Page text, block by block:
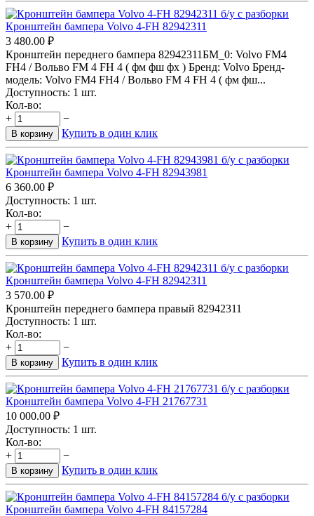
Кронштейн бампера Volvo 4-FH 82942311
3 480.00 ₽
Кронштейн переднего бампера 82942311БМ_0: Volvo FM4
FH4 / Вольво FM 4 FH 4 ( фм фш фх ) Бренд: Volvo Бренд-
модель: Volvo FM4 FH4 / Вольво FM 4 FH 4 ( фм фш...
Доступность: 1 шт.
Кол-во:
+
−
В корзину Купить в один клик
Кронштейн бампера Volvo 4-FH 82943981
6 360.00 ₽
Доступность: 1 шт.
Кол-во:
+
−
В корзину Купить в один клик
Кронштейн бампера Volvo 4-FH 82942311
3 570.00 ₽
Кронштейн переднего бампера правый 82942311
Доступность: 1 шт.
Кол-во:
+
−
В корзину Купить в один клик
Кронштейн бампера Volvo 4-FH 21767731
10 000.00 ₽
Доступность: 1 шт.
Кол-во:
+
−
В корзину Купить в один клик
Кронштейн бампера Volvo 4-FH 84157284